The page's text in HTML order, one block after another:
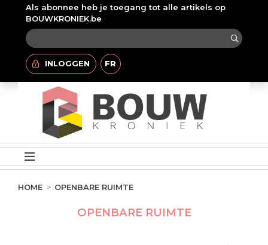
Als abonnee heb je toegang tot alle artikels op
BOUWKRONIEK.be
INLOGGEN FR
HOME OPENBARE RUIMTE
OPENBARE RUIMTE